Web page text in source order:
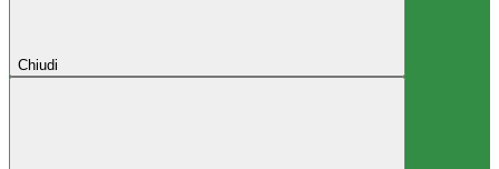
Chiudi